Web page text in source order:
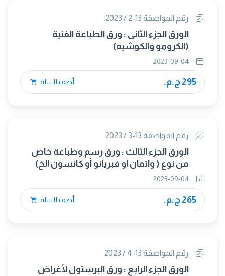
رقم المواصفة 13-2 / 2023
الورق الجزء الثانى : ورق الطباعة الفنية
(الكرومو والكوشيه)
295 ج.م. أضف للسلة
رقم المواصفة 13-3 / 2023
الورق الجزء الثالث : ورق رسم وطباعة خاص
من نوع ( واتمان أو فبريانو أو كانسون الخ)
265 ج.م. أضف للسلة
رقم المواصفة 13-4 / 2023
الورق الجزء الرابع : ورق البرستول لأغراض